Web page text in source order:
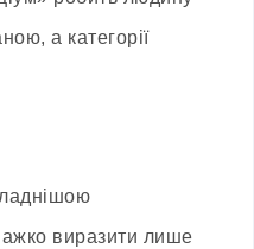
а категорії
виразити лише